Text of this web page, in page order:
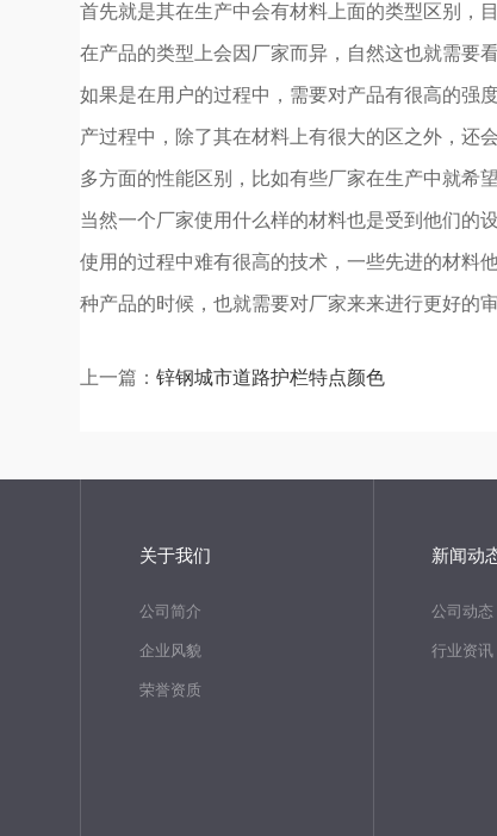
首先就是其在生产中会有材料上面的类型区别，
在产品的类型上会因厂家而异，自然这也就需要
如果是在用户的过程中，需要对产品有很高的强
产过程中，除了其在材料上有很大的区之外，还
多方面的性能区别，比如有些厂家在生产中就希
当然一个厂家使用什么样的材料也是受到他们的
使用的过程中难有很高的技术，一些先进的材料
种产品的时候，也就需要对厂家来来进行更好的审
上一篇：锌钢城市道路护栏特点颜色
关于我们
公司简介
企业风貌
荣誉资质
新闻动
公司动态
行业资讯